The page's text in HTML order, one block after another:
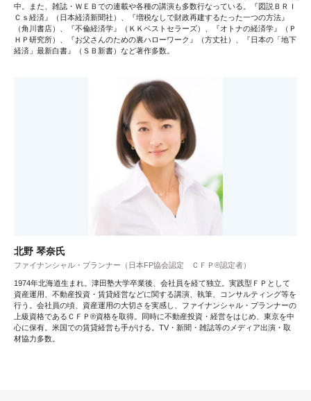
中。また、雑誌・ＷＥＢでの連載や各種の講演も多数行なっている。『図説ＢＲＩ
Ｃｓ経済』（日本経済新聞社）、『増税なしで財政再建するたった一つの方法』
（角川書店）、『不倫経済学』（ＫＫベストセラーズ）、『オトナの経済学』（Ｐ
ＨＰ研究所）、『お父さんのための裏ハローワーク』（方丈社）、『日本の「地下
経済」最新白書』（ＳＢ新書）など著作多数。
北野 琴奈氏
ファイナンシャル・プランナー（日本FP協会認定 ＣＦＰ®認定者）
1974年北海道生まれ。津田塾大学卒業後、会社員を経て独立。実践型ＦＰとして
資産運用、不動産投資・賃貸経営などに関する講演、執筆、コンサルティング等を
行う。会社員の頃、資産運用の大切さを実感し、ファイナンシャル・プランナーの
上級資格であるＣＦＰ®資格を取得。同時に不動産投資・経営をはじめ、東京を中
心に保有。米国での賃貸経営も手がける。TV・新聞・雑誌等のメディア出演・取
材協力多数。